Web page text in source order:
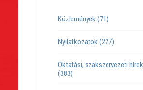
Közlemények (71)
Nyilatkozatok (227)
Oktatási, szakszervezeti hírek
(383)